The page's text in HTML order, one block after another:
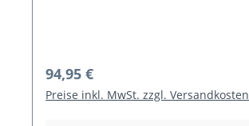
Regulärer Preis:
94,95 €
Preise inkl. MwSt. zzgl. Versandkosten